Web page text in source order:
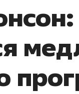
может
на зарубежные